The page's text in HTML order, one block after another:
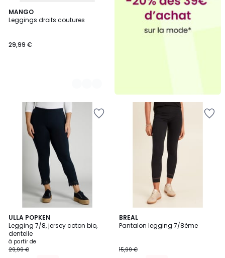
MANGO
Leggings droits coutures
29,99 €
2
Couleurs
ULLA POPKEN
Legging 7/8, jersey coton bio,
dentelle
à partir de
29,99 €
4,8
/ 5
5
Couleurs
BREAL
Pantalon legging 7/8ème
15,99 €